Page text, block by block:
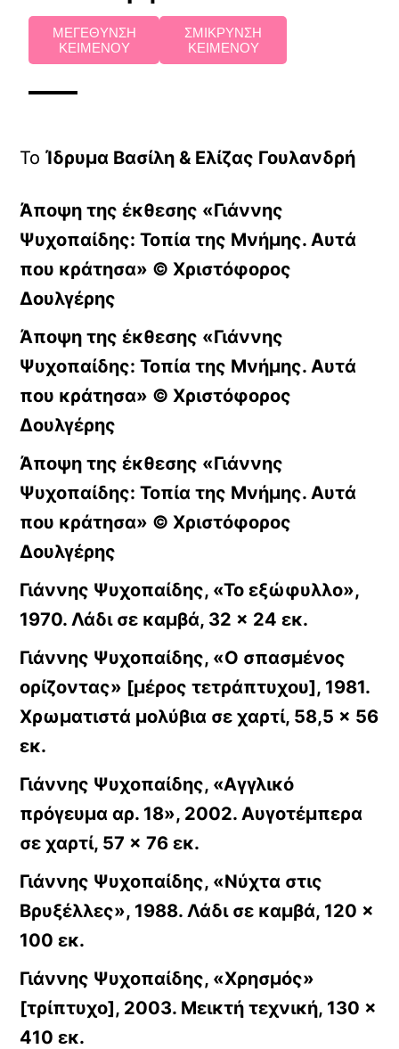
ΜΕΓΕΘΥΝΣΗ
ΚΕΙΜΕΝΟΥ
ΣΜΙΚΡΥΝΣΗ
ΚΕΙΜΕΝΟΥ
ΤοΊδρυμα Βασίλη & Ελίζας Γουλανδρή
Άποψη της έκθεσης «Γιάννης
Ψυχοπαίδης: Τοπία της Μνήμης. Αυτά
που κράτησα» © Χριστόφορος
Δουλγέρης
Άποψη της έκθεσης «Γιάννης
Ψυχοπαίδης: Τοπία της Μνήμης. Αυτά
που κράτησα» © Χριστόφορος
Δουλγέρης
Άποψη της έκθεσης «Γιάννης
Ψυχοπαίδης: Τοπία της Μνήμης. Αυτά
που κράτησα» © Χριστόφορος
Δουλγέρης
Γιάννης Ψυχοπαίδης, «Το εξώφυλλο»,
1970. Λάδι σε καμβά, 32 × 24 εκ.
Γιάννης Ψυχοπαίδης, «Ο σπασμένος
ορίζοντας» [μέρος τετράπτυχου], 1981.
Χρωματιστά μολύβια σε χαρτί, 58,5 × 56
εκ.
Γιάννης Ψυχοπαίδης, «Αγγλικό
πρόγευμα αρ. 18», 2002. Αυγοτέμπερα
σε χαρτί, 57 × 76 εκ.
Γιάννης Ψυχοπαίδης, «Νύχτα στις
Βρυξέλλες», 1988. Λάδι σε καμβά, 120 ×
100 εκ.
Γιάννης Ψυχοπαίδης, «Χρησμός»
[τρίπτυχο], 2003. Μεικτή τεχνική, 130 ×
410 εκ.